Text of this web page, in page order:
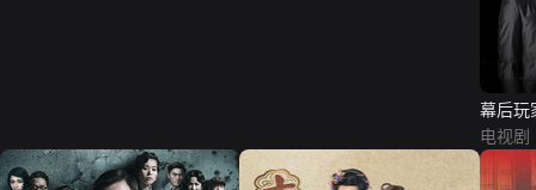
幕后玩
电视剧